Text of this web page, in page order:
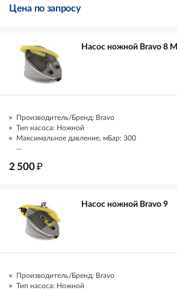
Цена по запросу
Насос ножной Bravo 8 M
Производитель/Бренд: Bravo
Тип насоса: Ножной
Максимальное давление, мБар: 300
...
2 500₽
Насос ножной Bravo 9
Производитель/Бренд: Bravo
Тип насоса: Ножной